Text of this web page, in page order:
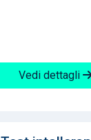
Vedi dettagli